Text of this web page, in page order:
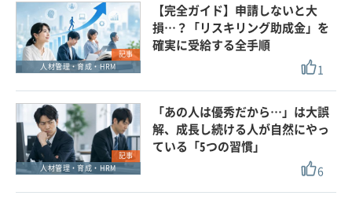
記事
人材管理・育成・HRM
【完全ガイド】申請しないと大
損…？「リスキリング助成金」を
確実に受給する全手順
1
記事
人材管理・育成・HRM
「あの人は優秀だから…」は大誤
解、成長し続ける人が自然にやっ
ている「5つの習慣」
6